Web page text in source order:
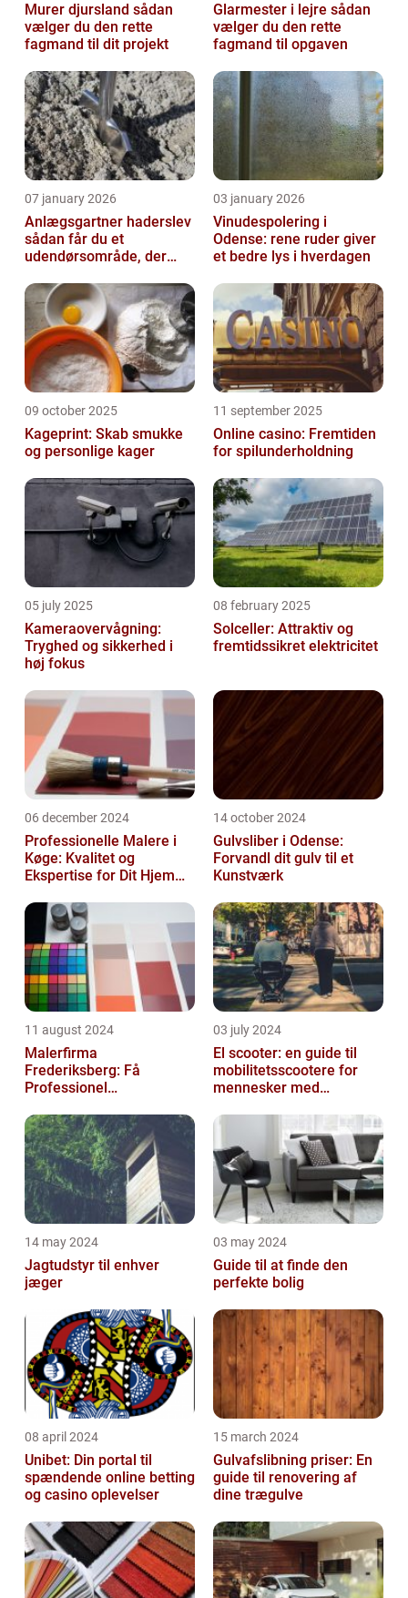
Murer djursland sådan
vælger du den rette
fagmand til dit projekt
Glarmester i lejre sådan
vælger du den rette
fagmand til opgaven
07 january 2026
Anlægsgartner haderslev
sådan får du et
udendørsområde, der
03 january 2026
Vinudespolering i
Odense: rene ruder giver
et bedre lys i hverdagen
09 october 2025
Kageprint: Skab smukke
og personlige kager
11 september 2025
Online casino: Fremtiden
for spilunderholdning
05 july 2025
Kameraovervågning:
Tryghed og sikkerhed i
høj fokus
08 february 2025
Solceller: Attraktiv og
fremtidssikret elektricitet
06 december 2024
Professionelle Malere i
Køge: Kvalitet og
Ekspertise for Dit Hjem
14 october 2024
Gulvsliber i Odense:
Forvandl dit gulv til et
Kunstværk
11 august 2024
Malerfirma
Frederiksberg: Få
Professionel
eller virksomhed
03 july 2024
El scooter: en guide til
mobilitetsscootere for
mennesker med
14 may 2024
Jagtudstyr til enhver
jæger
03 may 2024
Guide til at finde den
perfekte bolig
08 april 2024
Unibet: Din portal til
spændende online betting
og casino oplevelser
15 march 2024
Gulvafslibning priser: En
guide til renovering af
dine trægulve